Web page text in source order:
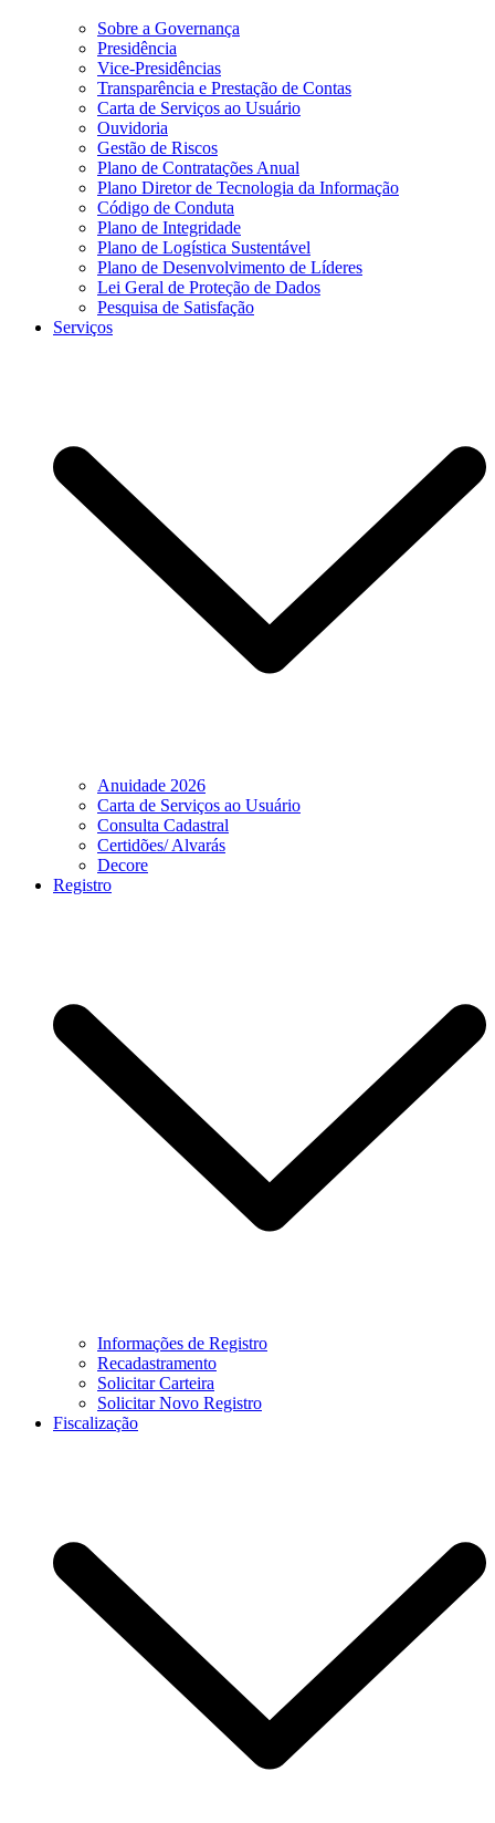
Sobre a Governança
Presidência
Vice-Presidências
Transparência e Prestação de Contas
Carta de Serviços ao Usuário
Ouvidoria
Gestão de Riscos
Plano de Contratações Anual
Plano Diretor de Tecnologia da Informação
Código de Conduta
Plano de Integridade
Plano de Logística Sustentável
Plano de Desenvolvimento de Líderes
Lei Geral de Proteção de Dados
Pesquisa de Satisfação
Serviços
Anuidade 2026
Carta de Serviços ao Usuário
Consulta Cadastral
Certidões/ Alvarás
Decore
Registro
Informações de Registro
Recadastramento
Solicitar Carteira
Solicitar Novo Registro
Fiscalização